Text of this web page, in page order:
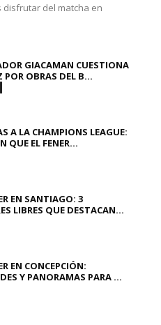
del matcha en
GIACAMAN CUESTIONA
POR OBRAS DEL B...
A LA CHAMPIONS LEAGUE:
QUE EL FENER...
EN SANTIAGO: 3
LIBRES QUE DESTACAN...
EN CONCEPCIÓN:
Y PANORAMAS PARA ...